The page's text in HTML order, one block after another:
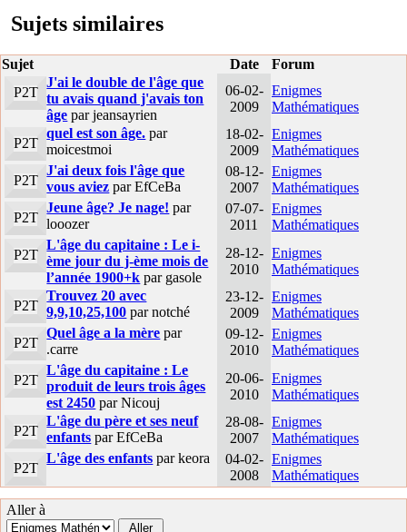
Sujets similaires
Sujet Date
Forum
P2T
J'ai le double de l'âge que
tu avais quand j'avais ton
âge par jeansayrien
06-02-
2009
Enigmes
Mathématiques
P2T
quel est son âge. par
moicestmoi
18-02-
2009
Enigmes
Mathématiques
P2T
J'ai deux fois l'âge que
vous aviez par EfCeBa
08-12-
2007
Enigmes
Mathématiques
P2T
Jeune âge? Je nage! par
looozer
07-07-
2011
Enigmes
Mathématiques
P2T
L'âge du capitaine : Le i-
ème jour du j-ème mois de
l’année 1900+k par gasole
28-12-
2010
Enigmes
Mathématiques
P2T
Trouvez 20 avec
9,9,10,25,100 par notché
23-12-
2009
Enigmes
Mathématiques
P2T
Quel âge a la mère par
.carre
09-12-
2010
Enigmes
Mathématiques
P2T
L'âge du capitaine : Le
produit de leurs trois âges
est 2450 par Nicouj
20-06-
2010
Enigmes
Mathématiques
P2T
L'âge du père et ses neuf
enfants par EfCeBa
28-08-
2007
Enigmes
Mathématiques
P2T
L'âge des enfants par keora
04-02-
2008
Enigmes
Mathématiques
Aller à